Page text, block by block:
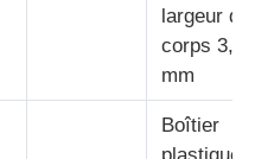
sur le champ FPGA
largeur du
corps 3,9
mm
Boîtier
plastique